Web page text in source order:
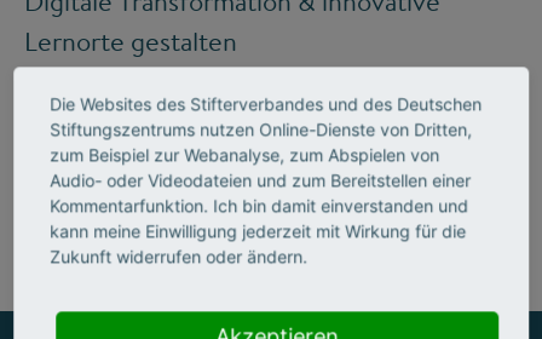
Lernorte gestalten
Mehr zum Handlungsfeld "Bildung &
Kompetenzen"
Die Websites des Stifterverbandes und des Deutschen
Stiftungszentrums nutzen Online-Dienste von Dritten,
zum Beispiel zur Webanalyse, zum Abspielen von
Audio- oder Videodateien und zum Bereitstellen einer
Kommentarfunktion. Ich bin damit einverstanden und
kann meine Einwilligung jederzeit mit Wirkung für die
Zukunft widerrufen oder ändern.